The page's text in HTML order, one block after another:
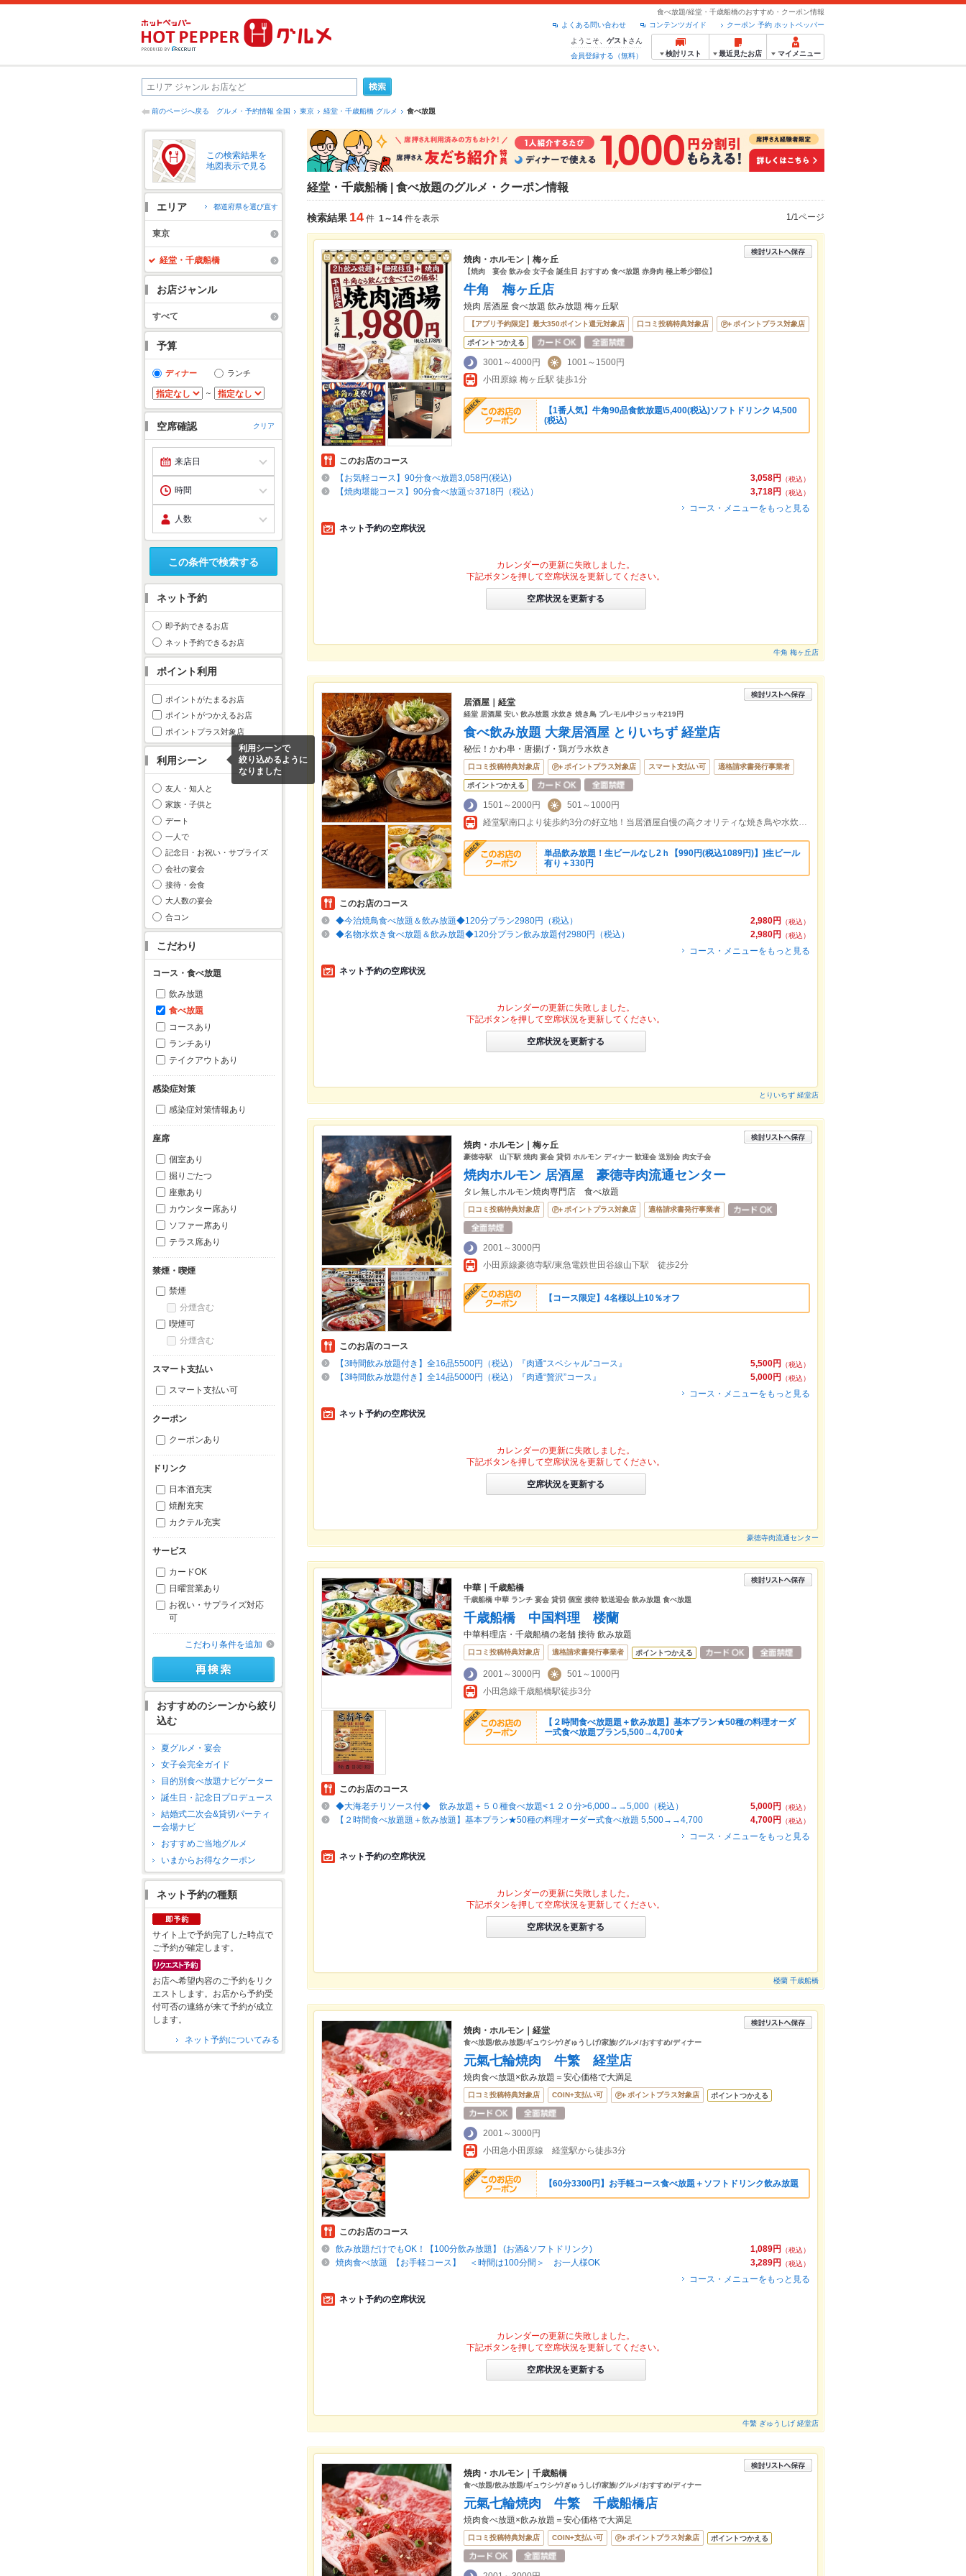
食べ放題/経堂・千歳船橋のおすすめ・クーポン情報
クーポン 予約 ホットペッパー
コンテンツガイド
よくある問い合わせ
ようこそ、 ゲスト さん
会員登録する（無料）
検討リスト 最近見たお店 マイメニュー
前のページへ戻る グルメ・予約情報 全国 東京 経堂・千歳船橋 グルメ 食べ放題
この検索結果を
地図表示で見る
エリア 都道府県を選び直す
東京
経堂・千歳船橋
お店ジャンル
すべて
予算
ディナー ランチ
～
空席確認 クリア
この条件で検索する
ネット予約
即予約できるお店
ネット予約できるお店
ポイント利用
ポイントがたまるお店
ポイントがつかえるお店
ポイントプラス対象店
利用シーン
利用シーンで
絞り込めるように
なりました
友人・知人と
家族・子供と
デート
一人で
記念日・お祝い・サプライズ
会社の宴会
接待・会食
大人数の宴会
合コン
こだわり
コース・食べ放題
飲み放題
食べ放題
コースあり
ランチあり
テイクアウトあり
感染症対策
感染症対策情報あり
座席
個室あり
掘りごたつ
座敷あり
カウンター席あり
ソファー席あり
テラス席あり
禁煙・喫煙
禁煙
分煙含む
喫煙可
分煙含む
スマート支払い
スマート支払い可
クーポン
クーポンあり
ドリンク
日本酒充実
焼酎充実
カクテル充実
サービス
カードOK
日曜営業あり
お祝い・サプライズ対応
可
こだわり条件を追加
おすすめのシーンから絞り
込む
夏グルメ・宴会
女子会完全ガイド
目的別食べ放題ナビゲーター
誕生日・記念日プロデュース
結婚式二次会&貸切パーティ
ー会場ナビ
おすすめご当地グルメ
いまからお得なクーポン
ネット予約の種類
サイト上で予約完了した時点で
ご予約が確定します。
お店へ希望内容のご予約をリク
エストします。お店から予約受
付可否の連絡が来て予約が成立
します。
ネット予約についてみる
経堂・千歳船橋 | 食べ放題のグルメ・クーポン情報
検索結果 14 件 1～14 件を表示 1/1ページ
焼肉・ホルモン｜梅ヶ丘
【焼肉 宴会 飲み会 女子会 誕生日 おすすめ 食べ放題 赤身肉 極上希少部位】
牛角 梅ヶ丘店
焼肉 居酒屋 食べ放題 飲み放題 梅ヶ丘駅
【アプリ予約限定】最大350ポイント還元対象店 口コミ投稿特典対象店 ポイントプラス対象店
ポイントつかえる
3001～4000円
1001～1500円
小田原線 梅ヶ丘駅 徒歩1分
【1番人気】牛角90品食飲放題\5,400(税込)ソフトドリンク \4,500
(税込)
このお店のコース
3,058円
（税込）
【お気軽コース】90分食べ放題3,058円(税込)
3,718円
（税込）
【焼肉堪能コース】90分食べ放題☆3718円（税込）
コース・メニューをもっと見る
ネット予約の空席状況
カレンダーの更新に失敗しました。
下記ボタンを押して空席状況を更新してください。
空席状況を更新する
牛角 梅ヶ丘店
居酒屋｜経堂
経堂 居酒屋 安い 飲み放題 水炊き 焼き鳥 プレモル中ジョッキ219円
食べ飲み放題 大衆居酒屋 とりいちず 経堂店
秘伝！かわ串・唐揚げ・鶏ガラ水炊き
口コミ投稿特典対象店 ポイントプラス対象店 スマート支払い可 適格請求書発行事業者
ポイントつかえる
1501～2000円
501～1000円
経堂駅南口より徒歩約3分の好立地！当居酒屋自慢の高クオリティな焼き鳥や水炊きをリーズナブルにご堪能いただけます！
単品飲み放題！生ビールなし2ｈ【990円(税込1089円)】]生ビール
有り＋330円
このお店のコース
2,980円
（税込）
◆今治焼鳥食べ放題＆飲み放題◆120分プラン2980円（税込）
2,980円
（税込）
◆名物水炊き食べ放題＆飲み放題◆120分プラン飲み放題付2980円（税込）
コース・メニューをもっと見る
ネット予約の空席状況
カレンダーの更新に失敗しました。
下記ボタンを押して空席状況を更新してください。
空席状況を更新する
とりいちず 経堂店
焼肉・ホルモン｜梅ヶ丘
豪徳寺駅 山下駅 焼肉 宴会 貸切 ホルモン ディナー 歓迎会 送別会 肉女子会
焼肉ホルモン 居酒屋 豪徳寺肉流通センター
タレ無しホルモン焼肉専門店 食べ放題
口コミ投稿特典対象店 ポイントプラス対象店 適格請求書発行事業者
2001～3000円
小田原線豪徳寺駅/東急電鉄世田谷線山下駅 徒歩2分
【コース限定】4名様以上10％オフ
このお店のコース
5,500円
（税込）
【3時間飲み放題付き】全16品5500円（税込）『肉通“スペシャル”コース』
5,000円
（税込）
【3時間飲み放題付き】全14品5000円（税込）『肉通“贅沢”コース』
コース・メニューをもっと見る
ネット予約の空席状況
カレンダーの更新に失敗しました。
下記ボタンを押して空席状況を更新してください。
空席状況を更新する
豪徳寺肉流通センター
中華｜千歳船橋
千歳船橋 中華 ランチ 宴会 貸切 個室 接待 歓送迎会 飲み放題 食べ放題
千歳船橋 中国料理 楼蘭
中華料理店・千歳船橋の老舗 接待 飲み放題
口コミ投稿特典対象店 適格請求書発行事業者 ポイントつかえる
2001～3000円
501～1000円
小田急線千歳船橋駅徒歩3分
【２時間食べ放題題＋飲み放題】基本プラン★50種の料理オーダ
ー式食べ放題プラン5,500→4,700★
このお店のコース
5,000円
（税込）
◆大海老チリソース付◆ 飲み放題＋５０種食べ放題<１２０分>6,000→→5,000（税込）
4,700円
（税込）
【２時間食べ放題題＋飲み放題】基本プラン★50種の料理オーダー式食べ放題 5,500→→4,700
コース・メニューをもっと見る
ネット予約の空席状況
カレンダーの更新に失敗しました。
下記ボタンを押して空席状況を更新してください。
空席状況を更新する
楼蘭 千歳船橋
焼肉・ホルモン｜経堂
食べ放題/飲み放題/ギュウシゲ/ぎゅうしげ/家族/グルメ/おすすめ/ディナー
元氣七輪焼肉 牛繁 経堂店
焼肉食べ放題×飲み放題＝安心価格で大満足
口コミ投稿特典対象店 COIN+支払い可 ポイントプラス対象店 ポイントつかえる
2001～3000円
小田急小田原線 経堂駅から徒歩3分
【60分3300円】お手軽コース食べ放題＋ソフトドリンク飲み放題
このお店のコース
1,089円
（税込）
飲み放題だけでもOK！【100分飲み放題】 (お酒&ソフトドリンク)
3,289円
（税込）
焼肉食べ放題 【お手軽コース】 ＜時間は100分間＞ お一人様OK
コース・メニューをもっと見る
ネット予約の空席状況
カレンダーの更新に失敗しました。
下記ボタンを押して空席状況を更新してください。
空席状況を更新する
牛繁 ぎゅうしげ 経堂店
焼肉・ホルモン｜千歳船橋
食べ放題/飲み放題/ギュウシゲ/ぎゅうしげ/家族/グルメ/おすすめ/ディナー
元氣七輪焼肉 牛繁 千歳船橋店
焼肉食べ放題×飲み放題＝安心価格で大満足
口コミ投稿特典対象店 COIN+支払い可 ポイントプラス対象店 ポイントつかえる